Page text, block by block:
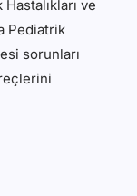
ve
Pediatrik
sorunları